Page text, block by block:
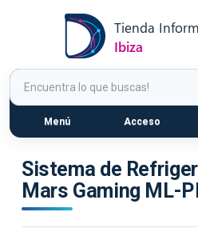
Menú Acceso
Sistema de
Mars Gaming ML-